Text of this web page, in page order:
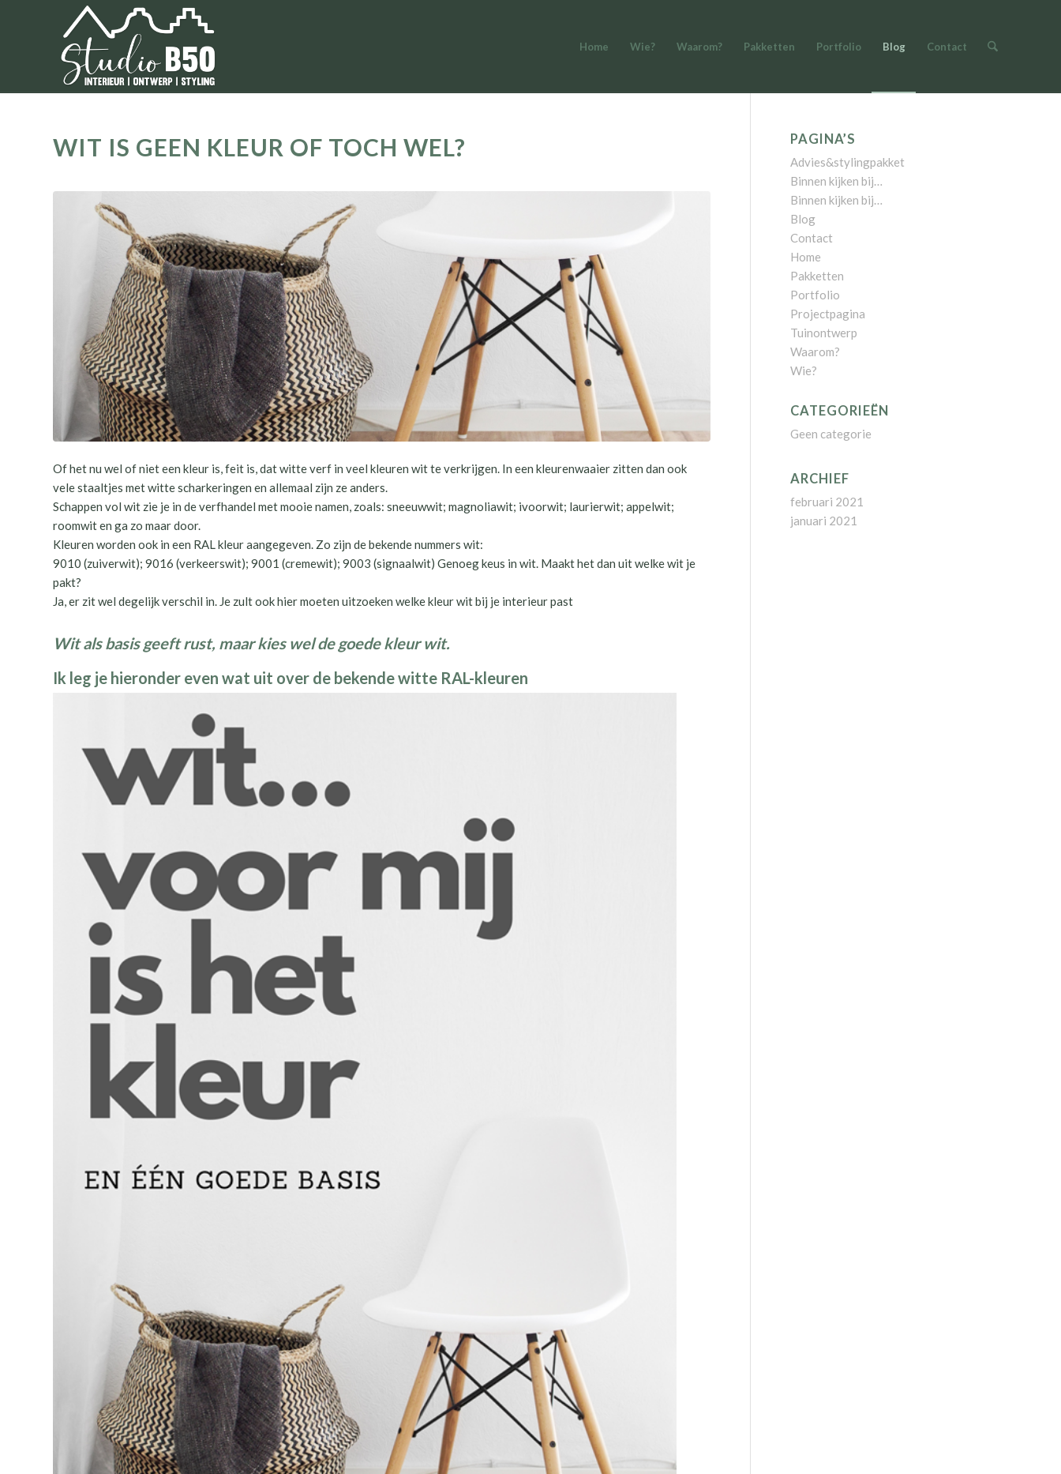
Home Wie? Waarom? Pakketten Portfolio Blog Contact
WIT IS GEEN KLEUR OF TOCH WEL?
Of het nu wel of niet een kleur is, feit is, dat witte verf in veel kleuren wit te verkrijgen. In een kleurenwaaier zitten dan ook
vele staaltjes met witte scharkeringen en allemaal zijn ze anders.
Schappen vol wit zie je in de verfhandel met mooie namen, zoals: sneeuwwit; magnoliawit; ivoorwit; laurierwit; appelwit;
roomwit en ga zo maar door.
Kleuren worden ook in een RAL kleur aangegeven. Zo zijn de bekende nummers wit:
9010 (zuiverwit); 9016 (verkeerswit); 9001 (cremewit); 9003 (signaalwit) Genoeg keus in wit. Maakt het dan uit welke wit je
pakt?
Ja, er zit wel degelijk verschil in. Je zult ook hier moeten uitzoeken welke kleur wit bij je interieur past
Wit als basis geeft rust, maar kies wel de goede kleur wit.
Ik leg je hieronder even wat uit over de bekende witte RAL-kleuren
PAGINA’S
Advies&stylingpakket
Binnen kijken bij…
Binnen kijken bij…
Blog
Contact
Home
Pakketten
Portfolio
Projectpagina
Tuinontwerp
Waarom?
Wie?
CATEGORIEËN
Geen categorie
ARCHIEF
februari 2021
januari 2021